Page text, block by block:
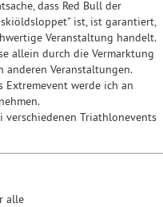
dass Red Bull der
ist, ist garantiert,
Veranstaltung handelt.
allein durch die Vermarktung
anderen Veranstaltungen.
Extremevent werde ich an
verschiedenen Triathlonevents
alle